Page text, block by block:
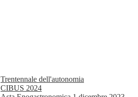
Trentennale dell'autonomia
CIBUS 2024